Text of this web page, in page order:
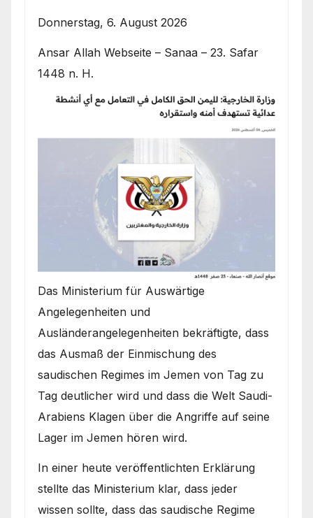
Donnerstag, 6. August 2026
Ansar Allah Webseite – Sanaa – 23. Safar
1448 n. H.
Das Ministerium für Auswärtige
Angelegenheiten und
Ausländerangelegenheiten bekräftigte, dass
das Ausmaß der Einmischung des
saudischen Regimes im Jemen von Tag zu
Tag deutlicher wird und dass die Welt Saudi-
Arabiens Klagen über die Angriffe auf seine
Lager im Jemen hören wird.
In einer heute veröffentlichten Erklärung
stellte das Ministerium klar, dass jeder
wissen sollte, dass das saudische Regime